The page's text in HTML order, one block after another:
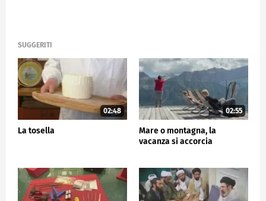
SUGGERITI
02:48
La tosella
02:55
Mare o montagna, la
vacanza si accorcia